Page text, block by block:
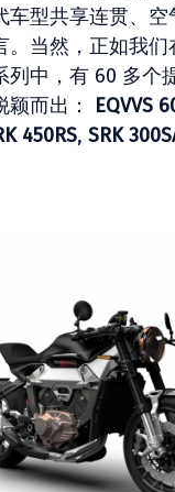
车型共享连贯、
。当然，正如我们
列中，有 60 多个
颖而出： EQVVS
450RS, SRK